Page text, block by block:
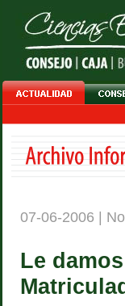
07-06-2006 |
Le